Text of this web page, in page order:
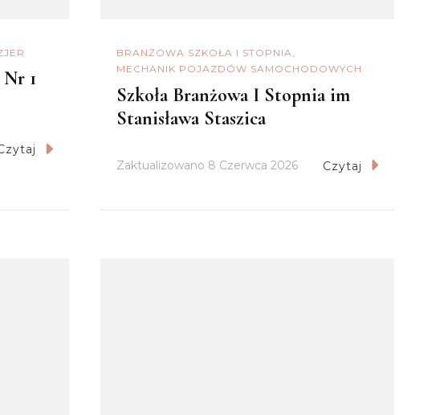
1
BRANŻOWA SZKOŁA I STOPNIA
MECHANIK POJAZDÓW SAMOCHODOWYCH
Szkoła Branżowa I Stopnia im
Stanisława Staszica
Zaktualizowano 8 Czerwca 2026 Czytaj